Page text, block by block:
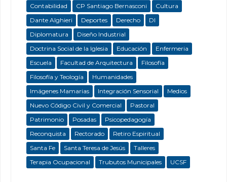
Contabilidad
CP Santiago Bernasconi
Cultura
Dante Alghieri
Deportes Derecho
DI
Diplomatura
Diseño Industrial
Doctrina Social de la Iglesia
Educación
Enfermeria
Escuela
Facultad de Arquitectura
Filosofía
Filosofía y Teología
Humanidades
Imágenes Mamarias
Integración Sensorial
Medios
Nuevo Código Civil y Comercial
Pastoral
Patrimonio
Posadas
Psicopedagogía
Reconquista
Rectorado
Retiro Espiritual
Santa Fe
Santa Teresa de Jesús
Talleres
Terapia Ocupacional
Trubutos Municipales UCSF